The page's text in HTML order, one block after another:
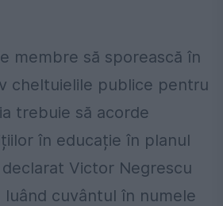
membre să sporească în
cheltuielile publice pentru
trebuie să acorde
în educație în planul
declarat Victor Negrescu
luând cuvântul în numele